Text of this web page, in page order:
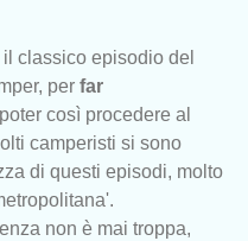
classico episodio del
per far
così procedere al
camperisti si sono
di questi episodi, molto
non è mai troppa,